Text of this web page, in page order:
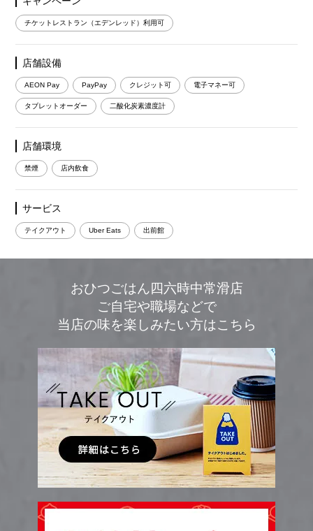
チケットレストラン（エデンレッド）利用可
店舗設備
AEON Pay PayPay クレジット可 電子マネー可
タブレットオーダー 二酸化炭素濃度計
店舗環境
禁煙 店内飲食
サービス
テイクアウト Uber Eats 出前館
おひつごはん四六時中常滑店
ご自宅や職場などで
当店の味を楽しみたい方はこちら